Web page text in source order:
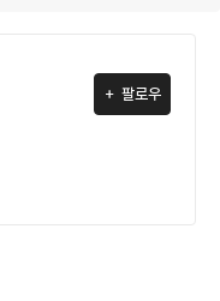
팔로우